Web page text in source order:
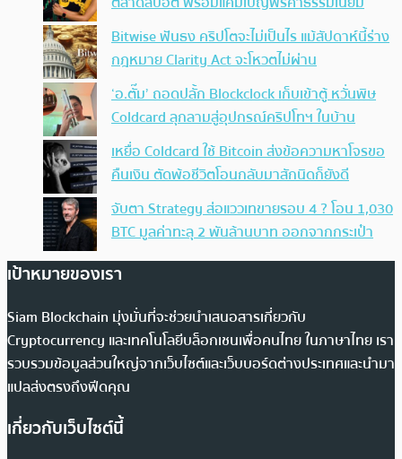
Bitwise ฟันธง คริปโตจะไม่เป็นไร แม้สัปดาห์นี้ร่าง
กฎหมาย Clarity Act จะโหวตไม่ผ่าน
‘อ.ตั๊ม’ ถอดปลั้ก Blockclock เก็บเข้าตู้ หวั่นพิษ
Coldcard ลุกลามสู่อุปกรณ์คริปโทฯ ในบ้าน
เหยื่อ Coldcard ใช้ Bitcoin ส่งข้อความหาโจรขอ
คืนเงิน ตัดพ้อชีวิตโอนกลับมาสักนิดก็ยังดี
จับตา Strategy ส่อแววเทขายรอบ 4 ? โอน 1,030
BTC มูลค่าทะลุ 2 พันล้านบาท ออกจากกระเป๋า
เป้าหมายของเรา
Siam Blockchain มุ่งมั่นที่จะช่วยนำเสนอสารเกี่ยวกับ
Cryptocurrency และเทคโนโลยีบล็อกเชนเพื่อคนไทย ในภาษาไทย เรา
รวบรวมข้อมูลส่วนใหญ่จากเว็บไซต์และเว็บบอร์ดต่างประเทศและนำมา
แปลส่งตรงถึงฟีดคุณ
เกี่ยวกับเว็บไซต์นี้